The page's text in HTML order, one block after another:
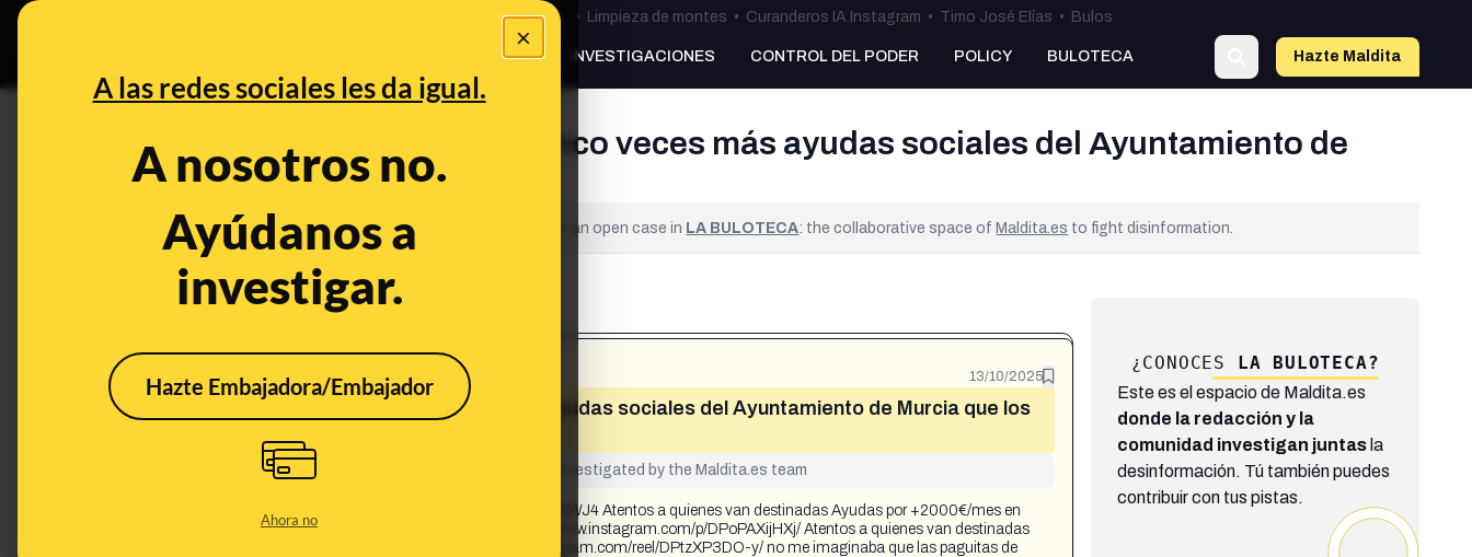
×
A las redes sociales les da igual.
A nosotros no.
Ayúdanos a
investigar.
Hazte Embajadora/Embajador
Ahora no
Bulos Ceuta • Limpieza de montes • Curanderos IA Instagram • Timo José Elías • Bulos
PREBUNKING INVESTIGACIONES CONTROL DEL PODER POLICY BULOTECA Hazte Maldita
¿Los extranjeros se llevan casi cinco veces más ayudas sociales del Ayuntamiento de
Murcia que los españoles?
This content has NOT yet been verified. It is an open case in LA BULOTECA: the collaborative space ofMaldita.es to fight disinformation.
What's being said: 13/10/2025
«Los extranjeros se llevan casi cinco veces más ayudas sociales del Ayuntamiento de Murcia que los
This content has not yet been investigated by the Maldita.es team
https://www.instagram.com/reel/DPtzXP3DO-y/?igsh=Z3hiZ3JjbnM5NWJ4 Atentos a quienes van destinadas Ayudas por +2000€/mes en
Murcia https://x.com/egtegain/status/1977272123505733765 https://www.instagram.com/p/DPoPAXijHXj/ Atentos a quienes van destinadas
las ayudas por más de 2.000 euros al mes en Murcia https://www.instagram.com/reel/DPtzXP3DO-y/ no me imaginaba que las paguitas de
¿CONOCES LA BULOTECA?
Este es el espacio de Maldita.es
donde la redacción y la
comunidad investigan juntasla
desinformación. Tú también puedes
contribuir con tus pistas.